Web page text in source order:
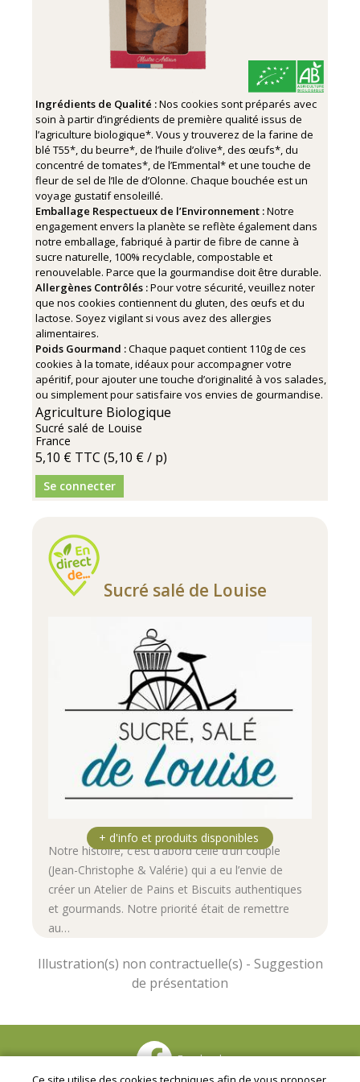
Ingrédients de Qualité :Nos cookies sont préparés avec
soin à partir d’ingrédients de première qualité issus de
l’agriculture biologique*. Vous y trouverez de la farine de
blé T55*, du beurre*, de l’huile d’olive*, des œufs*, du
concentré de tomates*, de l’Emmental* et une touche de
fleur de sel de l’Ile de d’Olonne. Chaque bouchée est un
voyage gustatif ensoleillé.
Emballage Respectueux de l’Environnement :Notre
engagement envers la planète se reflète également dans
notre emballage, fabriqué à partir de fibre de canne à
sucre naturelle, 100% recyclable, compostable et
renouvelable. Parce que la gourmandise doit être durable.
Allergènes Contrôlés :Pour votre sécurité, veuillez noter
que nos cookies contiennent du gluten, des œufs et du
lactose. Soyez vigilant si vous avez des allergies
alimentaires.
Poids Gourmand :Chaque paquet contient 110g de ces
cookies à la tomate, idéaux pour accompagner votre
apéritif, pour ajouter une touche d’originalité à vos salades,
ou simplement pour satisfaire vos envies de gourmandise.
Agriculture Biologique
Sucré salé de Louise
France
5,10 € TTC (5,10 € / p)
Se connecter
Sucré salé de Louise
Notre histoire, c’est d’abord celle d’un couple
(Jean-Christophe & Valérie) qui a eu l’envie de
créer un Atelier de Pains et Biscuits authentiques
et gourmands. Notre priorité était de remettre
au…
Facebook